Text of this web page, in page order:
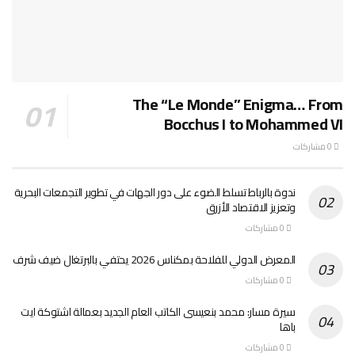
The “Le Monde” Enigma… From
Bocchus I to Mohammed VI
ندوة بالرباط تسلط الضوء على دور الجهات في تطوير التجمعات البحرية
وتعزيز الاقتصاد الأزرق
المعرض الدولي للفلاحة بمكناس 2026 يحتفي بالبرتغال ضيف شرف
سيرة مسار: محمد بنعيسى الكاتب العام الجديد بعمالة اشتوكة ايت
باها